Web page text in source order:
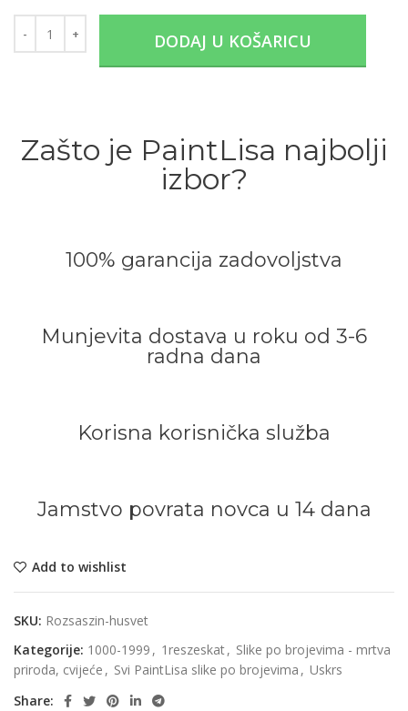
DODAJ U KOŠARICU
Zašto je PaintLisa najbolji
izbor?
100% garancija zadovoljstva
Munjevita dostava u roku od 3-6
radna dana
Korisna korisnička služba
Jamstvo povrata novca u 14 dana
Add to wishlist
SKU: Rozsaszin-husvet
Kategorije: 1000-1999 , 1reszeskat, Slike po brojevima - mrtva
priroda, cvijeće , Svi PaintLisa slike po brojevima , Uskrs
Share: